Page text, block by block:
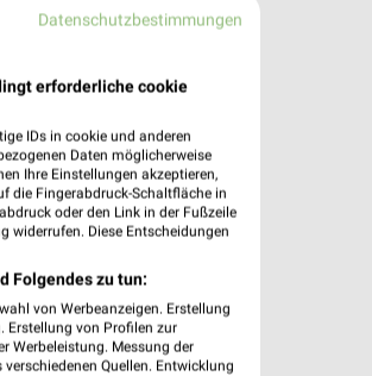
Datenschutzbestimmungen
erforderliche cookie
IDs in cookie und anderen
Daten möglicherweise
Ihre Einstellungen akzeptieren,
die Fingerabdruck-Schaltfläche in
oder den Link in der Fußzeile
widerrufen. Diese Entscheidungen
Folgendes zu tun:
von Werbeanzeigen. Erstellung
Erstellung von Profilen zur
Werbeleistung. Messung der
Quellen. Entwicklung